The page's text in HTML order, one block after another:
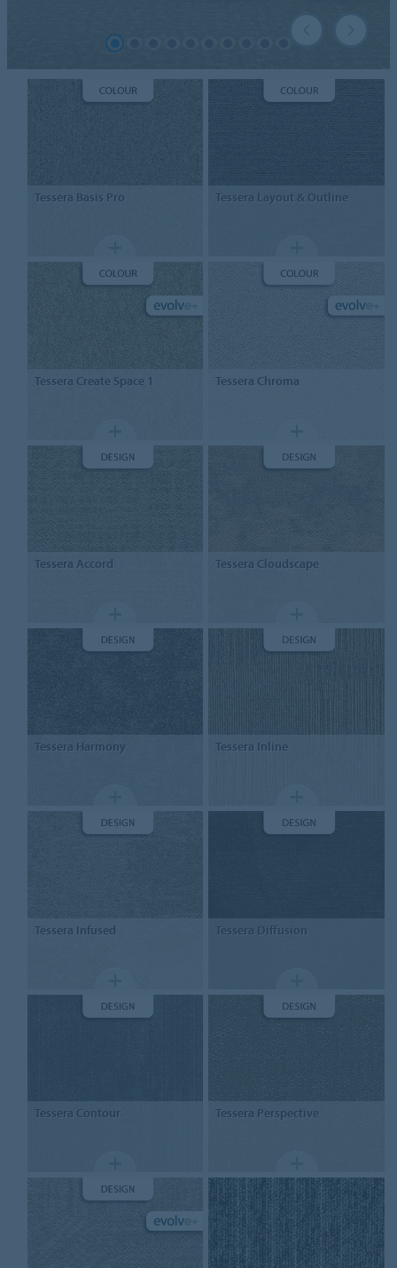
Tessera Basis Pro Tessera Layout & Outline
Tessera Create Space 1 Tessera Chroma
Tessera Accord Tessera Cloudscape
Tessera Harmony Tessera Inline
Tessera Infused Tessera Diffusion
Tessera Contour Tessera Perspective